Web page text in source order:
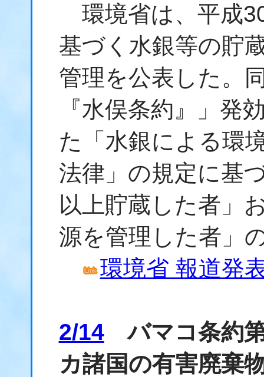
環境省は、平成
基づく水銀等の貯
管理を公表した。
『水俣条約』」発
た「水銀による環
法律」の規定に基
以上貯蔵した者」
源を管理した者」
環境省 報道発
2/14バマコ条約第
カ諸国の有害廃棄